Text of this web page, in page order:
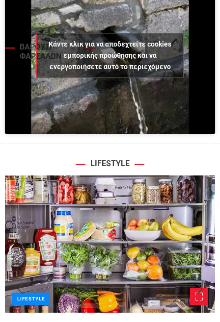
ΒΑΡΟΥΣΙ
ΦΑΡΣΑΛΩΝ
Κάντε κλικ για να αποδεχτείτε cookies
εμπορικής προώθησης και να
ενεργοποιήσετε αυτό το περιεχόμενο
LIFESTYLE
LIFESTYLE